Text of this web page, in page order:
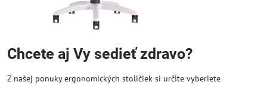
Chcete aj Vy sedieť zdravo?
Z našej ponuky ergonomických stoličiek si určite vyberiete